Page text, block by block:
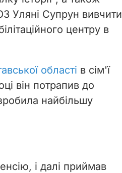
Уляні Супрун вивчити
центру в
області в сім'ї
він потрапив до
найбільшу
і далі приймав